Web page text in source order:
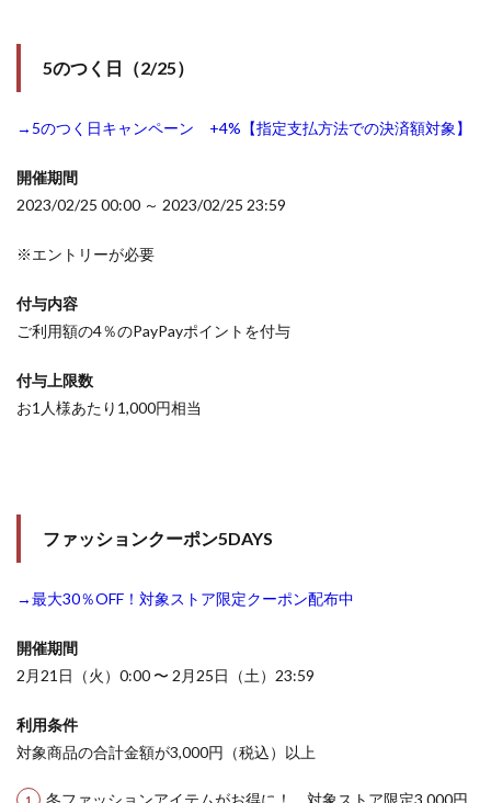
5のつく日（2/25）
→5のつく日キャンペーン +4%【指定支払方法での決済額対象】
開催期間
2023/02/25 00:00 ～ 2023/02/25 23:59
※エントリーが必要
付与内容
ご利用額の4％のPayPayポイントを付与
付与上限数
お1人様あたり1,000円相当
ファッションクーポン5DAYS
→最大30％OFF！対象ストア限定クーポン配布中
開催期間
2月21日（火）0:00 〜 2月25日（土）23:59
利用条件
対象商品の合計金額が3,000円（税込）以上
冬ファッションアイテムがお得に！ 対象ストア限定3,000円